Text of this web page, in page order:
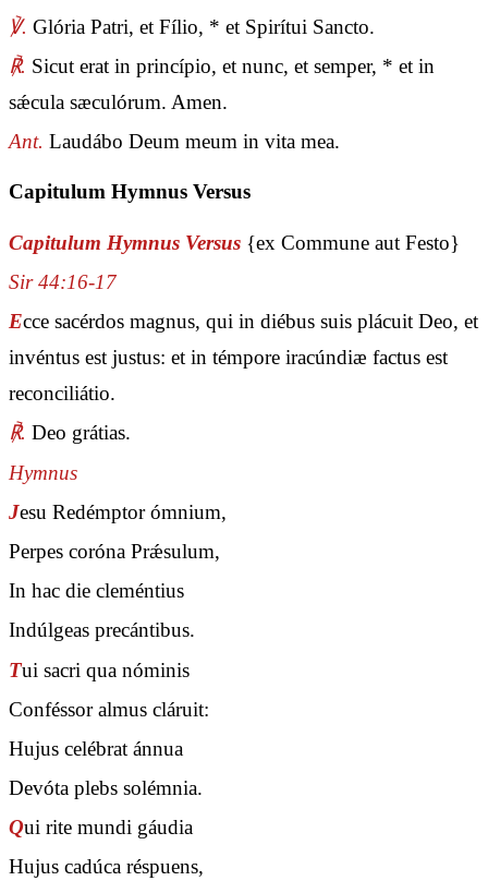
℣. Glória Patri, et Fílio, * et Spirítui Sancto.
℟. Sicut erat in princípio, et nunc, et semper, * et in
sǽcula sæculórum. Amen.
Ant. Laudábo Deum meum in vita mea.
Capitulum Hymnus Versus
Capitulum Hymnus Versus {ex Commune aut Festo}
Sir 44:16-17
Ecce sacérdos magnus, qui in diébus suis plácuit Deo, et
invéntus est justus: et in témpore iracúndiæ factus est
reconciliátio.
℟. Deo grátias.
Hymnus
Jesu Redémptor ómnium,
Perpes coróna Prǽsulum,
In hac die cleméntius
Indúlgeas precántibus.
Tui sacri qua nóminis
Conféssor almus cláruit:
Hujus celébrat ánnua
Devóta plebs solémnia.
Qui rite mundi gáudia
Hujus cadúca réspuens,